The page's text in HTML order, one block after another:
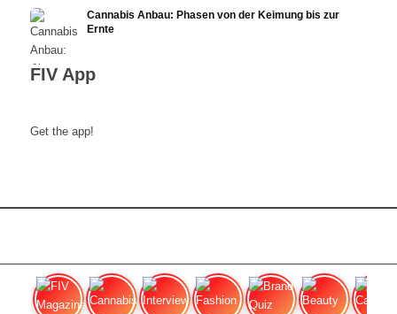
Cannabis Anbau: Phasen von der Keimung bis zur
Ernte
FIV App
Get the app!